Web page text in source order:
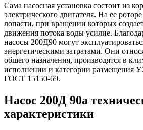
Сама насосная установка состоит из
электрического двигателя. На ее
лопасти, при вращении которых
движения потока воды усилие.
насосы 200Д90 могут
энергетическими затратами. Они
общего назначения, производятся в
исполнении и категории размещения
ГОСТ 15150-69.
Насос 200Д 90а
характеристики